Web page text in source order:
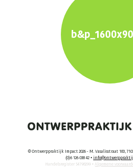
© Ontwerppraktijk Impact 2026 - M. Vasalisstraat 183,
(0)6 126 038 42 •
Handelsregister 54798299 •Algemene